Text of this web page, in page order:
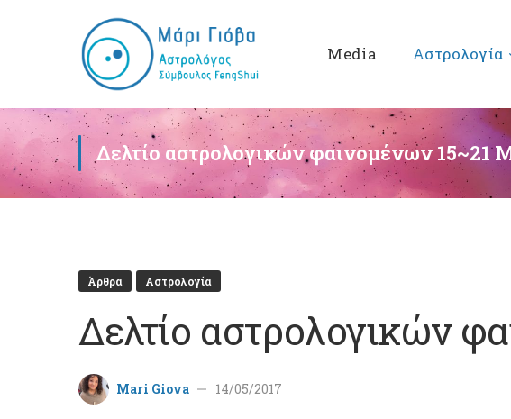
Media Αστρολογία
Δελτίο αστρολογικών φαινομένων 15~21
Άρθρα Αστρολογία
Δελτίο αστρολογικών
Mari Giova 14/05/2017